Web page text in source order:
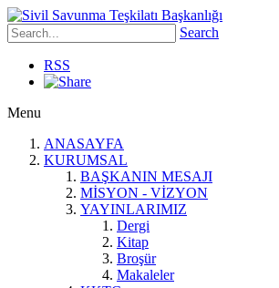
Search
RSS
Menu
ANASAYFA
KURUMSAL
BAŞKANIN MESAJI
MİSYON - VİZYON
YAYINLARIMIZ
Dergi
Kitap
Broşür
Makaleler